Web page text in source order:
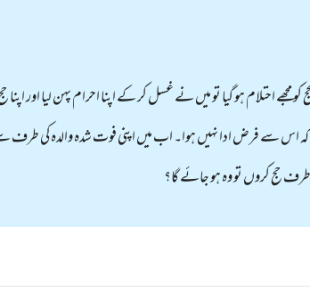
مجھے احتلام ہو گیا تو میں نے غسل کر کے اپنا احرام پہن لیا اور
اس سے فرض ادا نہیں ہوا۔ اب میں اپنی فوت شدہ والدہ کی
طرف حج کروں تو وہ ہو جائے گا؟